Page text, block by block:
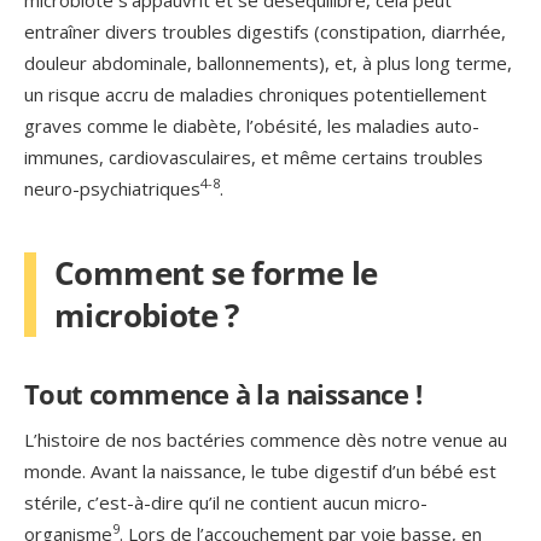
entraîner divers troubles digestifs (constipation, diarrhée,
douleur abdominale, ballonnements), et, à plus long terme,
un risque accru de maladies chroniques potentiellement
graves comme le diabète, l’obésité, les maladies auto-
immunes, cardiovasculaires, et même certains troubles
neuro-psychiatriques4-8.
Comment se forme le
microbiote ?
Tout commence à la naissance !
L’histoire de nos bactéries commence dès notre venue au
monde. Avant la naissance, le tube digestif d’un bébé est
stérile, c’est-à-dire qu’il ne contient aucun micro-
organisme9. Lors de l’accouchement par voie basse, en